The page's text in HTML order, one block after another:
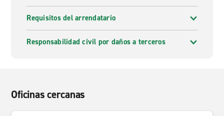
Requisitos del arrendatario
Responsabilidad civil por daños a terceros
Oficinas cercanas